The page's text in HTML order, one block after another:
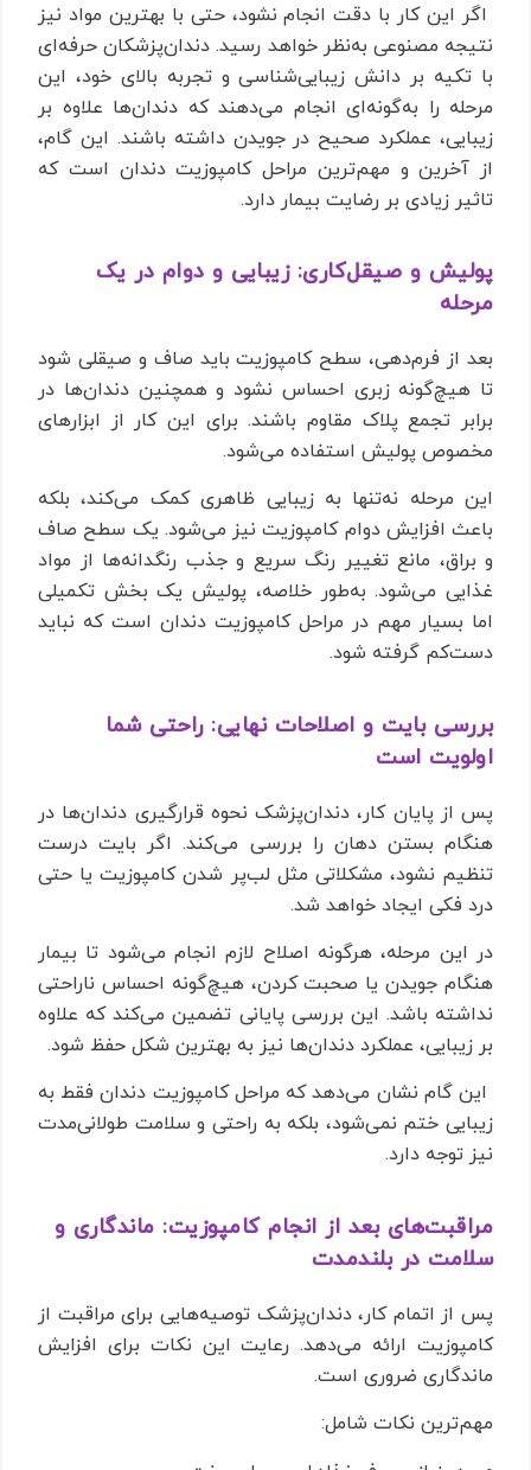
اگر این کار با دقت انجام نشود، حتی با بهترین مواد نیز
نتیجه مصنوعی به‌نظر خواهد رسید. دندان‌پزشکان حرفه‌ای
با تکیه بر دانش زیبایی‌شناسی و تجربه بالای خود، این
مرحله را به‌گونه‌ای انجام می‌دهند که دندان‌ها علاوه بر
زیبایی، عملکرد صحیح در جویدن داشته باشند. این گام،
از آخرین و مهم‌ترین مراحل کامپوزیت دندان است که
تاثیر زیادی بر رضایت بیمار دارد.
پولیش و صیقل‌کاری: زیبایی و دوام در یک
مرحله
بعد از فرم‌دهی، سطح کامپوزیت باید صاف و صیقلی شود
تا هیچ‌گونه زبری احساس نشود و همچنین دندان‌ها در
برابر تجمع پلاک مقاوم باشند. برای این کار از ابزارهای
مخصوص پولیش استفاده می‌شود.
این مرحله نه‌تنها به زیبایی ظاهری کمک می‌کند، بلکه
باعث افزایش دوام کامپوزیت نیز می‌شود. یک سطح صاف
و براق، مانع تغییر رنگ سریع و جذب رنگدانه‌ها از مواد
غذایی می‌شود. به‌طور خلاصه، پولیش یک بخش تکمیلی
اما بسیار مهم در مراحل کامپوزیت دندان است که نباید
دست‌کم گرفته شود.
بررسی بایت و اصلاحات نهایی: راحتی شما
اولویت است
پس از پایان کار، دندان‌پزشک نحوه قرارگیری دندان‌ها در
هنگام بستن دهان را بررسی می‌کند. اگر بایت درست
تنظیم نشود، مشکلاتی مثل لب‌پر شدن کامپوزیت یا حتی
درد فکی ایجاد خواهد شد.
در این مرحله، هرگونه اصلاح لازم انجام می‌شود تا بیمار
هنگام جویدن یا صحبت کردن، هیچ‌گونه احساس ناراحتی
نداشته باشد. این بررسی پایانی تضمین می‌کند که علاوه
بر زیبایی، عملکرد دندان‌ها نیز به بهترین شکل حفظ شود.
این گام نشان می‌دهد که مراحل کامپوزیت دندان فقط به
زیبایی ختم نمی‌شود، بلکه به راحتی و سلامت طولانی‌مدت
نیز توجه دارد.
مراقبت‌های بعد از انجام کامپوزیت: ماندگاری و
سلامت در بلندمدت
پس از اتمام کار، دندان‌پزشک توصیه‌هایی برای مراقبت از
کامپوزیت ارائه می‌دهد. رعایت این نکات برای افزایش
ماندگاری ضروری است.
مهم‌ترین نکات شامل: